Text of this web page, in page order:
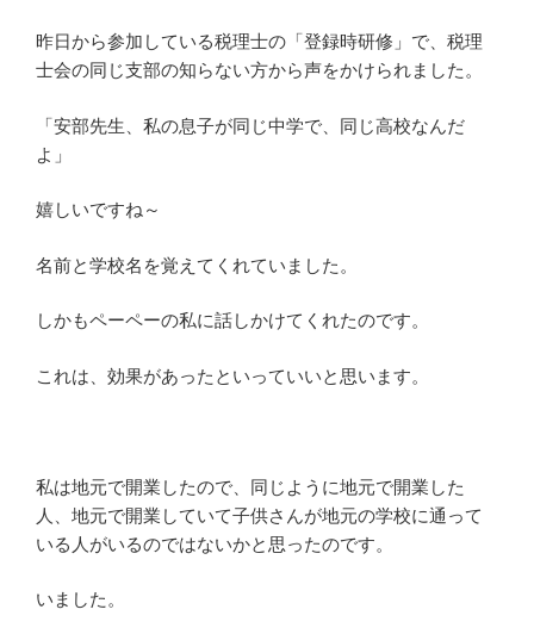
昨日から参加している税理士の「登録時研修」で、税理
士会の同じ支部の知らない方から声をかけられました。
「安部先生、私の息子が同じ中学で、同じ高校なんだ
よ」
嬉しいですね～
名前と学校名を覚えてくれていました。
しかもペーペーの私に話しかけてくれたのです。
これは、効果があったといっていいと思います。
私は地元で開業したので、同じように地元で開業した
人、地元で開業していて子供さんが地元の学校に通って
いる人がいるのではないかと思ったのです。
いました。